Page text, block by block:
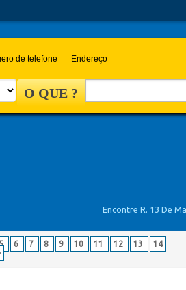
de telefone Endereço
O QUE ?
Encontre R. 13 De
6 7 8 9 10 11 12 13
14